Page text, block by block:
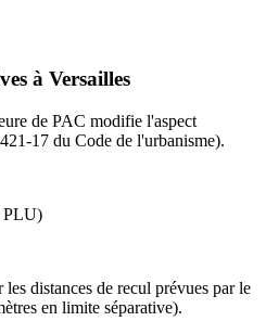
à Versailles
de PAC modifie l'aspect
17 du Code de l'urbanisme).
PLU)
distances de recul prévues par le
en limite séparative).